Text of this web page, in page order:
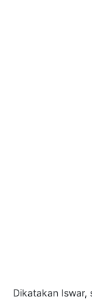
Dikatakan Iswar,